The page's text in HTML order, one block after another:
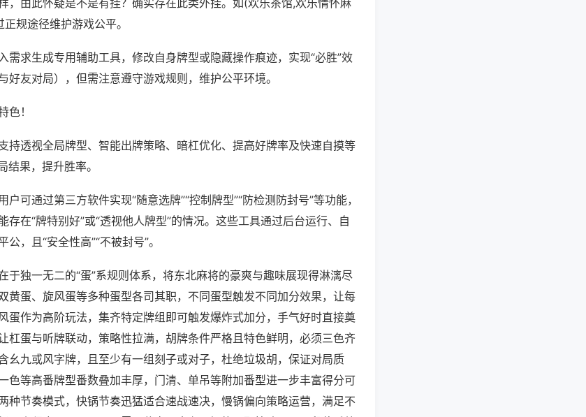
规途径维护游戏公平。
需求生成专用辅助工具，修改自身牌型或隐藏操作痕迹，实现“必胜”效
好友对局），但需注意遵守游戏规则，维护公平环境。
色！
持透视全局牌型、智能出牌策略、暗杠优化、提高好牌率及快速自摸等
果，提升胜率。
可通过第三方软件实现“随意选牌”“控制牌型”“防检测防封号”等功能，
存在“牌特别好”或“透视他人牌型”的情况。这些工具通过后台运行、自
，且“安全性高”“不被封号”。
于独一无二的“蛋”系规则体系，将东北麻将的豪爽与趣味展现得淋漓尽
黄蛋、旋风蛋等多种蛋型各司其职，不同蛋型触发不同加分效果，让每
蛋作为高阶玩法，集齐特定牌组即可触发爆炸式加分，手气好时直接奠
杠蛋与听牌联动，策略性拉满，胡牌条件严格且特色鲜明，必须三色齐
幺九或风字牌，且至少有一组刻子或对子，杜绝垃圾胡，保证对局质
色等高番牌型番数叠加丰厚，门清、单吊等附加番型进一步丰富得分可
种节奏模式，快锅节奏迅猛适合速战速决，慢锅偏向策略运营，满足不